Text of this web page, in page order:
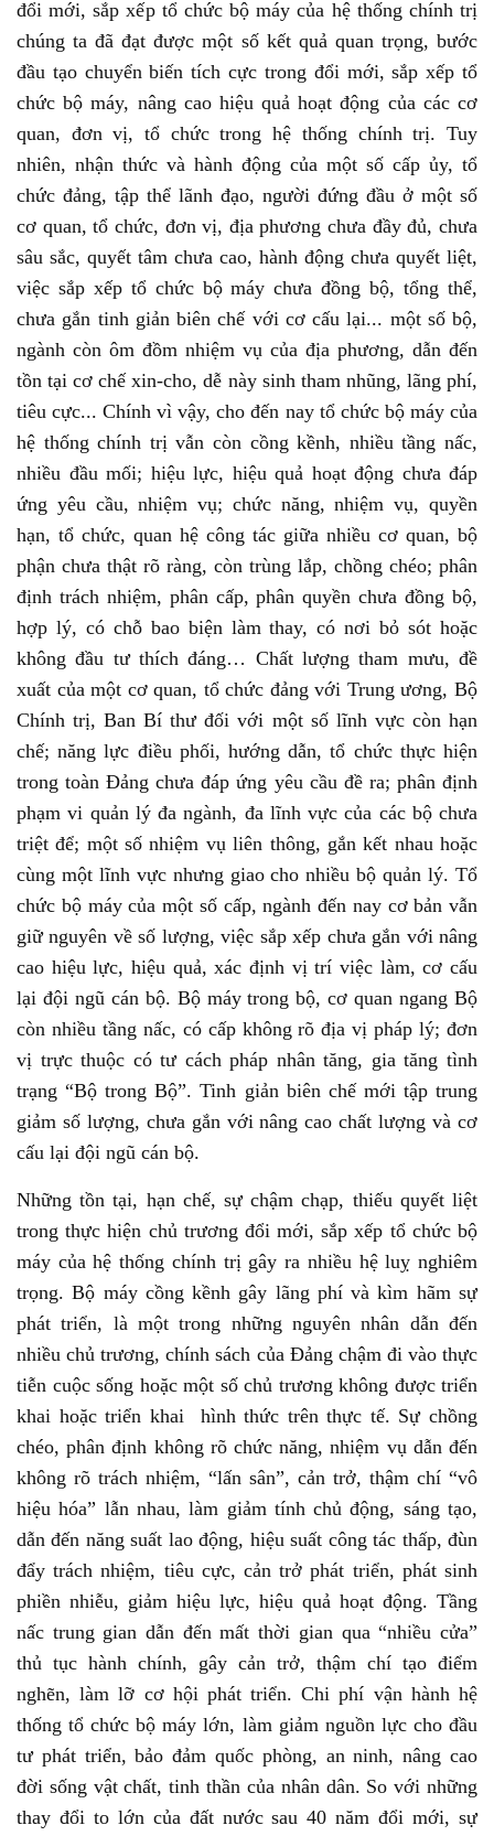
đổi mới, sắp xếp tổ chức bộ máy của hệ thống chính trị
chúng ta đã đạt được một số kết quả quan trọng, bước
đầu tạo chuyển biến tích cực trong đổi mới, sắp xếp tổ
chức bộ máy, nâng cao hiệu quả hoạt động của các cơ
quan, đơn vị, tổ chức trong hệ thống chính trị. Tuy
nhiên, nhận thức và hành động của một số cấp ủy, tổ
chức đảng, tập thể lãnh đạo, người đứng đầu ở một số
cơ quan, tổ chức, đơn vị, địa phương chưa đầy đủ, chưa
sâu sắc, quyết tâm chưa cao, hành động chưa quyết liệt,
việc sắp xếp tổ chức bộ máy chưa đồng bộ, tổng thể,
chưa gắn tinh giản biên chế với cơ cấu lại... một số bộ,
ngành còn ôm đồm nhiệm vụ của địa phương, dẫn đến
tồn tại cơ chế xin-cho, dễ này sinh tham nhũng, lãng phí,
tiêu cực... Chính vì vậy, cho đến nay tổ chức bộ máy của
hệ thống chính trị vẫn còn cồng kềnh, nhiều tầng nấc,
nhiều đầu mối; hiệu lực, hiệu quả hoạt động chưa đáp
ứng yêu cầu, nhiệm vụ; chức năng, nhiệm vụ, quyền
hạn, tổ chức, quan hệ công tác giữa nhiều cơ quan, bộ
phận chưa thật rõ ràng, còn trùng lắp, chồng chéo; phân
định trách nhiệm, phân cấp, phân quyền chưa đồng bộ,
hợp lý, có chỗ bao biện làm thay, có nơi bỏ sót hoặc
không đầu tư thích đáng… Chất lượng tham mưu, đề
xuất của một cơ quan, tổ chức đảng với Trung ương, Bộ
Chính trị, Ban Bí thư đối với một số lĩnh vực còn hạn
chế; năng lực điều phối, hướng dẫn, tổ chức thực hiện
trong toàn Đảng chưa đáp ứng yêu cầu đề ra; phân định
phạm vi quản lý đa ngành, đa lĩnh vực của các bộ chưa
triệt để; một số nhiệm vụ liên thông, gắn kết nhau hoặc
cùng một lĩnh vực nhưng giao cho nhiều bộ quản lý. Tổ
chức bộ máy của một số cấp, ngành đến nay cơ bản vẫn
giữ nguyên về số lượng, việc sắp xếp chưa gắn với nâng
cao hiệu lực, hiệu quả, xác định vị trí việc làm, cơ cấu
lại đội ngũ cán bộ. Bộ máy trong bộ, cơ quan ngang Bộ
còn nhiều tầng nấc, có cấp không rõ địa vị pháp lý; đơn
vị trực thuộc có tư cách pháp nhân tăng, gia tăng tình
trạng “Bộ trong Bộ”. Tinh giản biên chế mới tập trung
giảm số lượng, chưa gắn với nâng cao chất lượng và cơ
cấu lại đội ngũ cán bộ.
Những tồn tại, hạn chế, sự chậm chạp, thiếu quyết liệt
trong thực hiện chủ trương đổi mới, sắp xếp tổ chức bộ
máy của hệ thống chính trị gây ra nhiều hệ luỵ nghiêm
trọng. Bộ máy cồng kềnh gây lãng phí và kìm hãm sự
phát triển, là một trong những nguyên nhân dẫn đến
nhiều chủ trương, chính sách của Đảng chậm đi vào thực
tiễn cuộc sống hoặc một số chủ trương không được triển
khai hoặc triển khai hình thức trên thực tế. Sự chồng
chéo, phân định không rõ chức năng, nhiệm vụ dẫn đến
không rõ trách nhiệm, “lấn sân”, cản trở, thậm chí “vô
hiệu hóa” lẫn nhau, làm giảm tính chủ động, sáng tạo,
dẫn đến năng suất lao động, hiệu suất công tác thấp, đùn
đẩy trách nhiệm, tiêu cực, cản trở phát triển, phát sinh
phiền nhiễu, giảm hiệu lực, hiệu quả hoạt động. Tầng
nấc trung gian dẫn đến mất thời gian qua “nhiều cửa”
thủ tục hành chính, gây cản trở, thậm chí tạo điểm
nghẽn, làm lỡ cơ hội phát triển. Chi phí vận hành hệ
thống tổ chức bộ máy lớn, làm giảm nguồn lực cho đầu
tư phát triển, bảo đảm quốc phòng, an ninh, nâng cao
đời sống vật chất, tinh thần của nhân dân. So với những
thay đổi to lớn của đất nước sau 40 năm đổi mới, sự